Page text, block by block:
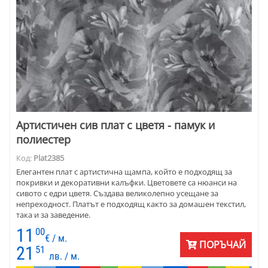
Артистичен сив плат с цветя - памук и
полиестер
Код: Plat2385
Елегантен плат с артистична щампа, който е подходящ за
покривки и декоративни калъфки. Цветовете са нюанси на
сивото с едри цветя. Създава великолепно усещане за
непреходност. Платът е подходящ както за домашен текстил,
така и за заведение.
11 00
€ / м.
21 51
лв. / м.
ПОРЪЧАЙ